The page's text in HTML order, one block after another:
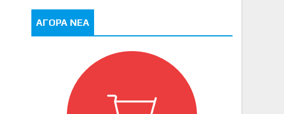
ΑΓΟΡΑ ΝΕΑ